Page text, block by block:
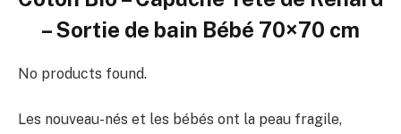
– Sortie de bain Bébé 70×70 cm
No products found.
Les nouveau-nés et les bébés ont la peau fragile,